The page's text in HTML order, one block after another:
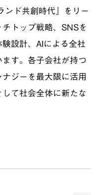
ンド共創時代」をリー
トップ戦略、SNSを
設計、AIによる全社
す。各子会社が持つ
ジーを最大限に活用
て社会全体に新たな